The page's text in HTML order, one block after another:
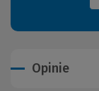
Opinie